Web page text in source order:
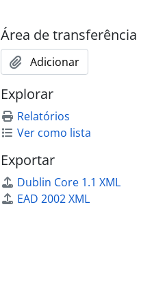
Área de transferência
Adicionar
Explorar
Relatórios
Ver como lista
Exportar
Dublin Core 1.1 XML
EAD 2002 XML